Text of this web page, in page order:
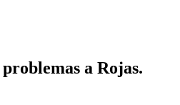
a Rojas.